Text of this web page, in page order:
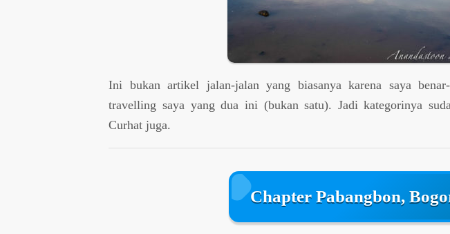
Ini bukan artikel jalan-jalan yang biasanya karena saya
travelling saya yang dua ini (bukan satu). Jadi kategorinya
Curhat juga.
Chapter Pabangbon,